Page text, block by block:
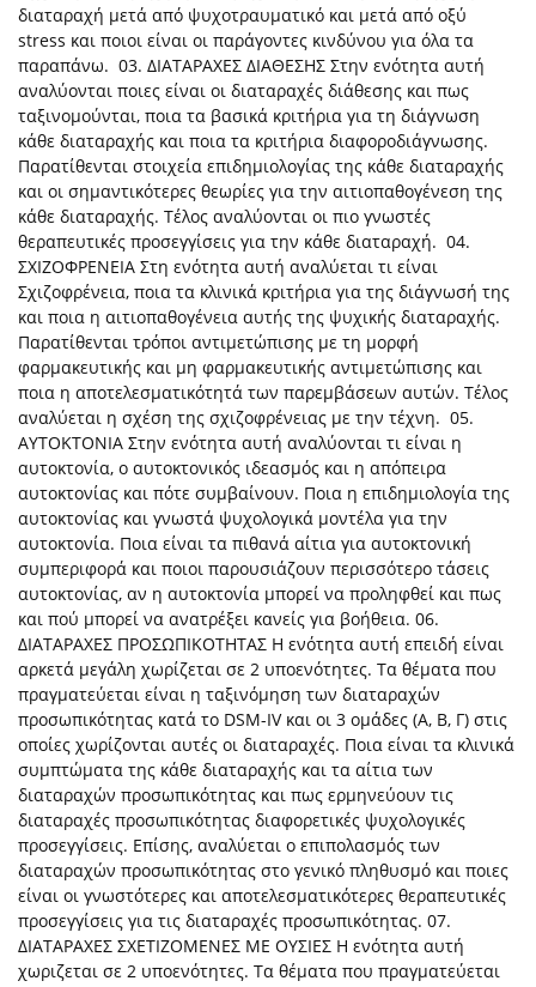
διαταραχή μετά από ψυχοτραυματικό και μετά από οξύ
stress και ποιοι είναι οι παράγοντες κινδύνου για όλα τα
παραπάνω. 03. ΔΙΑΤΑΡΑΧΕΣ ΔΙΑΘΕΣΗΣ Στην ενότητα αυτή
αναλύονται ποιες είναι οι διαταραχές διάθεσης και πως
ταξινομούνται, ποια τα βασικά κριτήρια για τη διάγνωση
κάθε διαταραχής και ποια τα κριτήρια διαφοροδιάγνωσης.
Παρατίθενται στοιχεία επιδημιολογίας της κάθε διαταραχής
και οι σημαντικότερες θεωρίες για την αιτιοπαθογένεση της
κάθε διαταραχής. Τέλος αναλύονται οι πιο γνωστές
θεραπευτικές προσεγγίσεις για την κάθε διαταραχή. 04.
ΣΧΙΖΟΦΡΕΝΕΙΑ Στη ενότητα αυτή αναλύεται τι είναι
Σχιζοφρένεια, ποια τα κλινικά κριτήρια για της διάγνωσή της
και ποια η αιτιοπαθογένεια αυτής της ψυχικής διαταραχής.
Παρατίθενται τρόποι αντιμετώπισης με τη μορφή
φαρμακευτικής και μη φαρμακευτικής αντιμετώπισης και
ποια η αποτελεσματικότητά των παρεμβάσεων αυτών. Τέλος
αναλύεται η σχέση της σχιζοφρένειας με την τέχνη. 05.
ΑΥΤΟΚΤΟΝΙΑ Στην ενότητα αυτή αναλύονται τι είναι η
αυτοκτονία, ο αυτοκτονικός ιδεασμός και η απόπειρα
αυτοκτονίας και πότε συμβαίνουν. Ποια η επιδημιολογία της
αυτοκτονίας και γνωστά ψυχολογικά μοντέλα για την
αυτοκτονία. Ποια είναι τα πιθανά αίτια για αυτοκτονική
συμπεριφορά και ποιοι παρουσιάζουν περισσότερο τάσεις
αυτοκτονίας, αν η αυτοκτονία μπορεί να προληφθεί και πως
και πού μπορεί να ανατρέξει κανείς για βοήθεια. 06.
ΔΙΑΤΑΡΑΧΕΣ ΠΡΟΣΩΠΙΚΟΤΗΤΑΣ Η ενότητα αυτή επειδή είναι
αρκετά μεγάλη χωρίζεται σε 2 υποενότητες. Τα θέματα που
πραγματεύεται είναι η ταξινόμηση των διαταραχών
προσωπικότητας κατά το DSM-IV και οι 3 ομάδες (Α, Β, Γ) στις
οποίες χωρίζονται αυτές οι διαταραχές. Ποια είναι τα κλινικά
συμπτώματα της κάθε διαταραχής και τα αίτια των
διαταραχών προσωπικότητας και πως ερμηνεύουν τις
διαταραχές προσωπικότητας διαφορετικές ψυχολογικές
προσεγγίσεις. Επίσης, αναλύεται ο επιπολασμός των
διαταραχών προσωπικότητας στο γενικό πληθυσμό και ποιες
είναι οι γνωστότερες και αποτελεσματικότερες θεραπευτικές
προσεγγίσεις για τις διαταραχές προσωπικότητας. 07.
ΔΙΑΤΑΡΑΧΕΣ ΣΧΕΤΙΖΟΜΕΝΕΣ ΜΕ ΟΥΣΙΕΣ Η ενότητα αυτή
χωριζεται σε 2 υποενότητες. Τα θέματα που πραγματεύεται